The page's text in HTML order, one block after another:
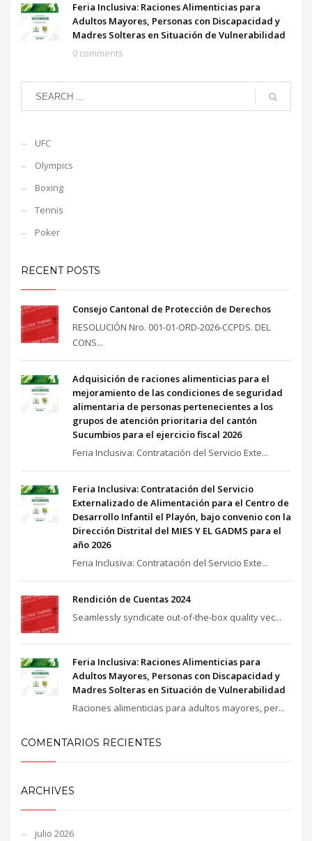
Feria Inclusiva: Raciones Alimenticias para
Adultos Mayores, Personas con Discapacidad y
Madres Solteras en Situación de Vulnerabilidad
0 comments
UFC
Olympics
Boxing
Tennis
Poker
RECENT POSTS
Consejo Cantonal de Protección de Derechos
RESOLUCIÓN Nro. 001-01-ORD-2026-CCPDS. DEL
CONS...
Adquisición de raciones alimenticias para el
mejoramiento de las condiciones de seguridad
alimentaria de personas pertenecientes a los
grupos de atención prioritaria del cantón
Sucumbios para el ejercicio fiscal 2026
Feria Inclusiva: Contratación del Servicio Exte...
Feria Inclusiva: Contratación del Servicio
Externalizado de Alimentación para el Centro de
Desarrollo Infantil el Playón, bajo convenio con la
Dirección Distrital del MIES Y EL GADMS para el
año 2026
Feria Inclusiva: Contratación del Servicio Exte...
Rendición de Cuentas 2024
Seamlessly syndicate out-of-the-box quality vec...
Feria Inclusiva: Raciones Alimenticias para
Adultos Mayores, Personas con Discapacidad y
Madres Solteras en Situación de Vulnerabilidad
Raciones alimenticias para adultos mayores, per...
COMENTARIOS RECIENTES
ARCHIVES
julio 2026